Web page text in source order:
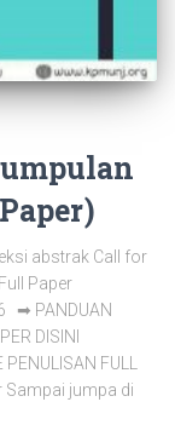
abstrak Call for
Paper
➡ PANDUAN
DISINI
FULL
Sampai jumpa di